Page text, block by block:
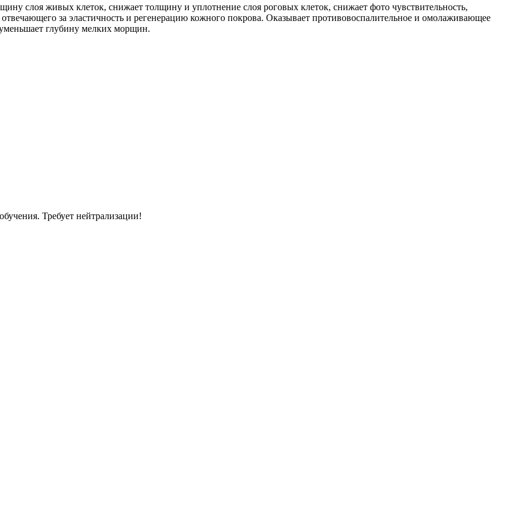
слоя живых клеток, снижает толщину и уплотнение слоя роговых клеток, снижает фото чувствительность,
за эластичность и регенерацию кожного покрова. Оказывает противовоспалительное и омолаживающее
глубину мелких морщин.
Требует нейтрализации!